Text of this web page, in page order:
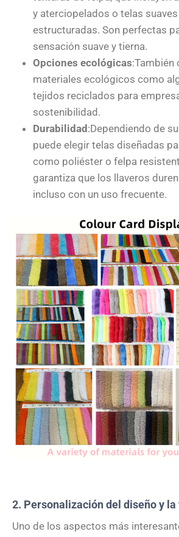
y aterciopelados o telas
estructuradas. Son perfectas
sensación suave y tierna.
Opciones ecológicas:También
materiales ecológicos como
tejidos reciclados para
sostenibilidad.
Durabilidad :Dependiendo de
puede elegir telas diseñadas
como poliéster o felpa
garantiza que los llaveros
incluso con un uso frecuente.
2. Personalización del diseño y
Uno de los aspectos más